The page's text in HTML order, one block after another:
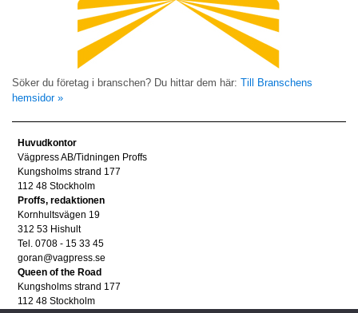
Söker du företag i branschen? Du hittar dem här: Till Branschens
hemsidor »
Huvudkontor
Vägpress AB/Tidningen Proffs
Kungsholms strand 177
112 48 Stockholm
Proffs, redaktionen
Kornhultsvägen 19
312 53 Hishult
Tel. 0708 - 15 33 45
goran@vagpress.se
Queen of the Road
Kungsholms strand 177
112 48 Stockholm